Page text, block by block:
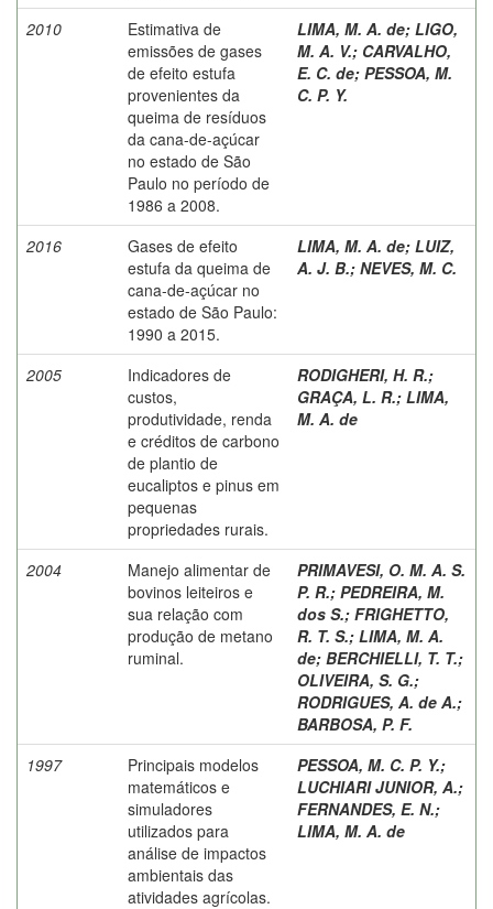
2010
Estimativa de
emissões de gases
de efeito estufa
provenientes da
queima de resíduos
da cana-de-açúcar
no estado de São
Paulo no período de
1986 a 2008.
LIMA, M. A. de; LIGO,
M. A. V.; CARVALHO,
E. C. de; PESSOA, M.
C. P. Y.
2016
Gases de efeito
estufa da queima de
cana-de-açúcar no
estado de São Paulo:
1990 a 2015.
LIMA, M. A. de; LUIZ,
A. J. B.; NEVES, M. C.
2005
Indicadores de
custos,
produtividade, renda
e créditos de carbono
de plantio de
eucaliptos e pinus em
pequenas
propriedades rurais.
RODIGHERI, H. R.;
GRAÇA, L. R.; LIMA,
M. A. de
2004
Manejo alimentar de
bovinos leiteiros e
sua relação com
produção de metano
ruminal.
PRIMAVESI, O. M. A. S.
P. R.; PEDREIRA, M.
dos S.; FRIGHETTO,
R. T. S.; LIMA, M. A.
de; BERCHIELLI, T. T.;
OLIVEIRA, S. G.;
RODRIGUES, A. de A.;
BARBOSA, P. F.
1997
Principais modelos
matemáticos e
simuladores
utilizados para
análise de impactos
ambientais das
atividades agrícolas.
PESSOA, M. C. P. Y.;
LUCHIARI JUNIOR, A.;
FERNANDES, E. N.;
LIMA, M. A. de